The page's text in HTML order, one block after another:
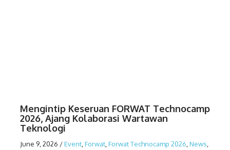
Mengintip Keseruan FORWAT Technocamp
2026, Ajang Kolaborasi Wartawan
Teknologi
June 9, 2026 /Event Forwat Forwat Technocamp 2026 News